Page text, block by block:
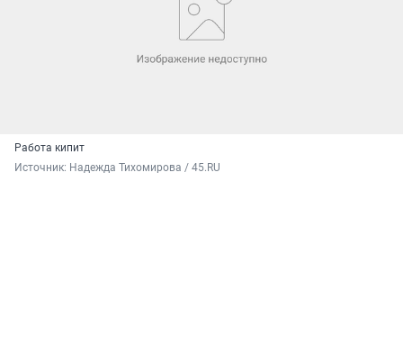
Работа кипит
Источник: Надежда Тихомирова / 45.RU